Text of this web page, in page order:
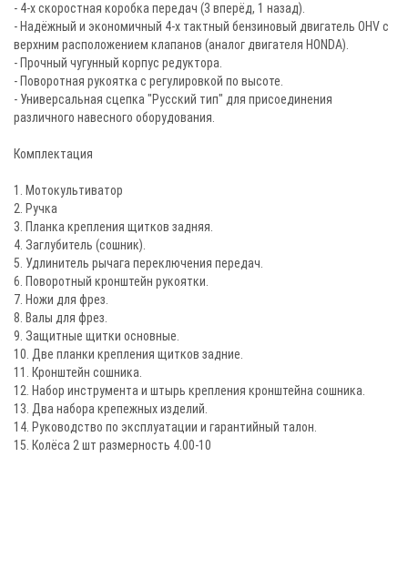
- 4-х скоростная коробка передач (3 вперёд, 1 назад).
- Надёжный и экономичный 4-х тактный бензиновый двигатель OHV с
верхним расположением клапанов (аналог двигателя HONDA).
- Прочный чугунный корпус редуктора.
- Поворотная рукоятка с регулировкой по высоте.
- Универсальная сцепка "Русский тип" для присоединения
различного навесного оборудования.
Комплектация
1. Мотокультиватор
2. Ручка
3. Планка крепления щитков задняя.
4. Заглубитель (сошник).
5. Удлинитель рычага переключения передач.
6. Поворотный кронштейн рукоятки.
7. Ножи для фрез.
8. Валы для фрез.
9. Защитные щитки основные.
10. Две планки крепления щитков задние.
11. Кронштейн сошника.
12. Набор инструмента и штырь крепления кронштейна сошника.
13. Два набора крепежных изделий.
14. Руководство по эксплуатации и гарантийный талон.
15. Колёса 2 шт размерность 4.00-10